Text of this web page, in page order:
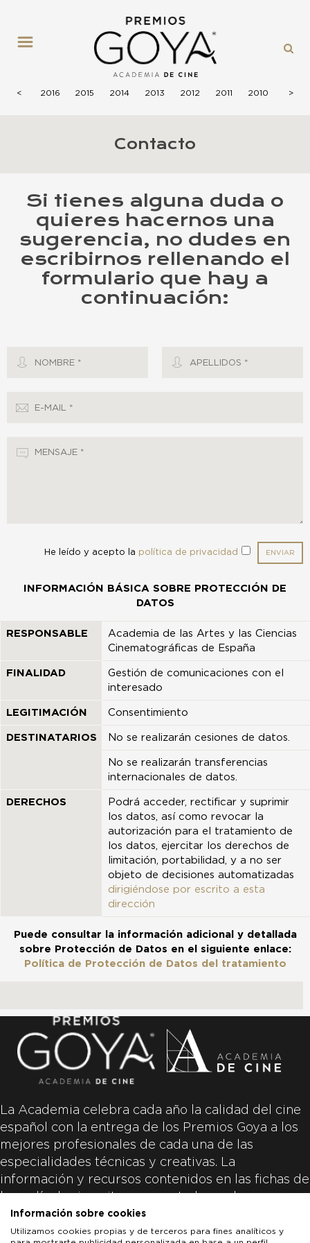
<
2017 2016 2015 2014 2013 2012 2011 2010 2009
>
Contacto
Si tienes alguna duda o
quieres hacernos una
sugerencia, no dudes en
escribirnos rellenando el
formulario que hay a
continuación:
Nombre * Apellidos *
E-mail *
Mensaje *
He leído y acepto la política de privacidad
INFORMACIÓN BÁSICA SOBRE PROTECCIÓN DE
DATOS
RESPONSABLE
Academia de las Artes y las Ciencias
Cinematográficas de España
FINALIDAD
Gestión de comunicaciones con el
interesado
LEGITIMACIÓN Consentimiento
DESTINATARIOS No se realizarán cesiones de datos.
No se realizarán transferencias
internacionales de datos.
DERECHOS
Podrá acceder, rectificar y suprimir
los datos, así como revocar la
autorización para el tratamiento de
los datos, ejercitar los derechos de
limitación, portabilidad, y a no ser
objeto de decisiones automatizadas
dirigiéndose por escrito a esta
dirección
Puede consultar la información adicional y detallada
sobre Protección de Datos en el siguiente enlace:
Política de Protección de Datos del tratamiento
La Academia celebra cada año la calidad del cine
español con la entrega de los Premios Goya a los
mejores profesionales de cada una de las
especialidades técnicas y creativas. La
información y recursos contenidos en las fichas de
las películas inscritas es aportada por las
productoras de las películas y responsabilidad
única y exclusiva de las mismas.
Información sobre cookies
Utilizamos cookies propias y de terceros para fines analíticos y